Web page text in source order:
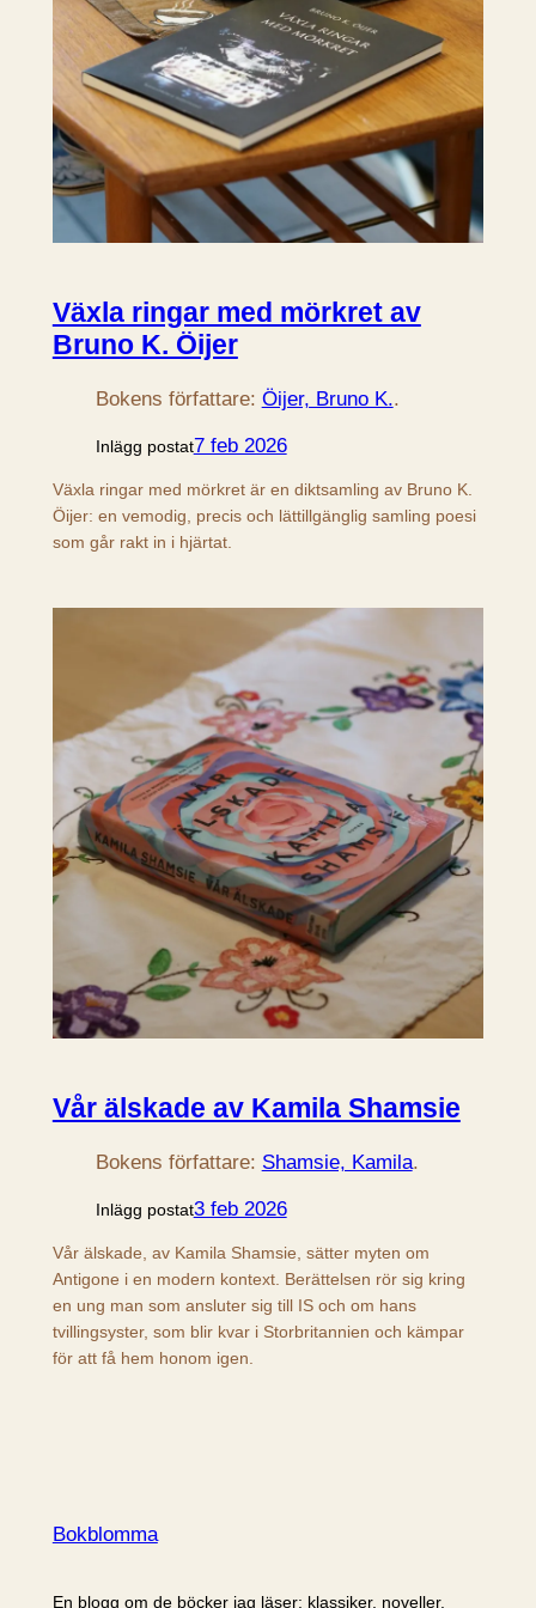
Växla ringar med mörkret av
Bruno K. Öijer
Bokens författare: Öijer, Bruno K..
Inlägg postat7 feb 2026
Växla ringar med mörkret är en diktsamling av Bruno K.
Öijer: en vemodig, precis och lättillgänglig samling poesi
som går rakt in i hjärtat.
Vår älskade av Kamila Shamsie
Bokens författare: Shamsie, Kamila.
Inlägg postat3 feb 2026
Vår älskade, av Kamila Shamsie, sätter myten om
Antigone i en modern kontext. Berättelsen rör sig kring
en ung man som ansluter sig till IS och om hans
tvillingsyster, som blir kvar i Storbritannien och kämpar
för att få hem honom igen.
Bokblomma
En blogg om de böcker jag läser: klassiker, noveller,